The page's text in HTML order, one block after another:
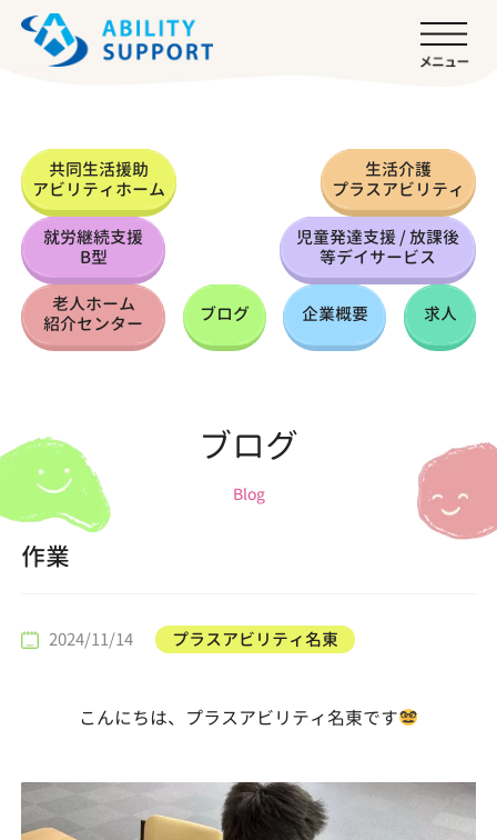
共同生活援助
アビリティホーム
生活介護
プラスアビリティ
就労継続支援
B型
児童発達支援 / 放課後
等デイサービス
老人ホーム
紹介センター
ブログ 企業概要 求人
ブログ
Blog
作業
2024/11/14 プラスアビリティ名東
こんにちは、プラスアビリティ名東です